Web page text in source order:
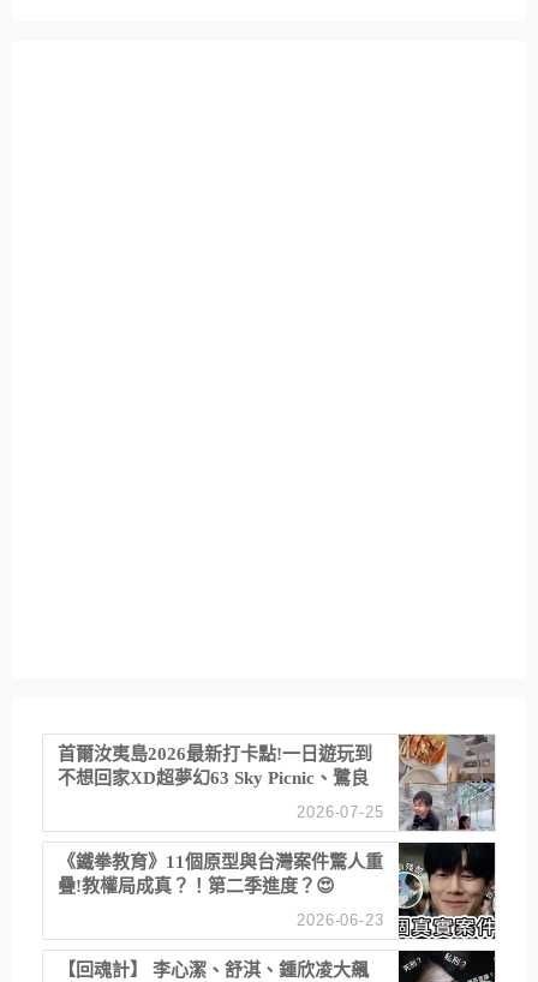
首爾汝夷島2026最新打卡點!一日遊玩到
不想回家XD超夢幻63 Sky Picnic、鷺良
津帝王蟹大餐、《淚之女王》拍攝地、漢
2026-07-25
《鐵拳教育》11個原型與台灣案件驚人重
疊!教權局成真？！第二季進度？😍
2026-06-23
【回魂計】 李心潔、舒淇、鍾欣凌大飆